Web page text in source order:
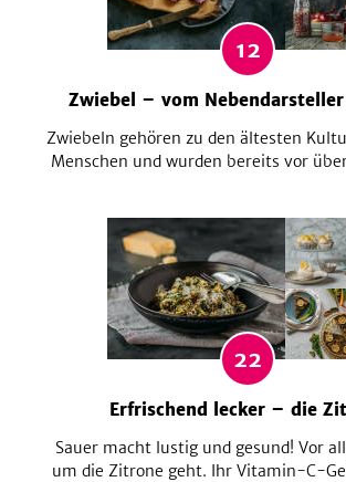
12
Zwiebel – vom
Zwiebeln gehören zu den ältesten
Menschen und wurden bereits vor
Nebenrolle. Jetzt ist Schluss damit,
die Zwiebel zum Star der
22
Erfrischend lecker – die
Sauer macht lustig und gesund! Vor
um die Zitrone geht. Ihr Vitamin-C-